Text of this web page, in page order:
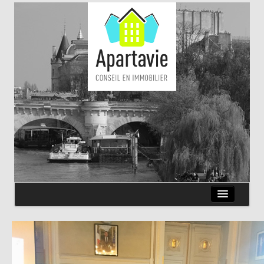
QUI SOMMES-NOUS ?
ANNONCES